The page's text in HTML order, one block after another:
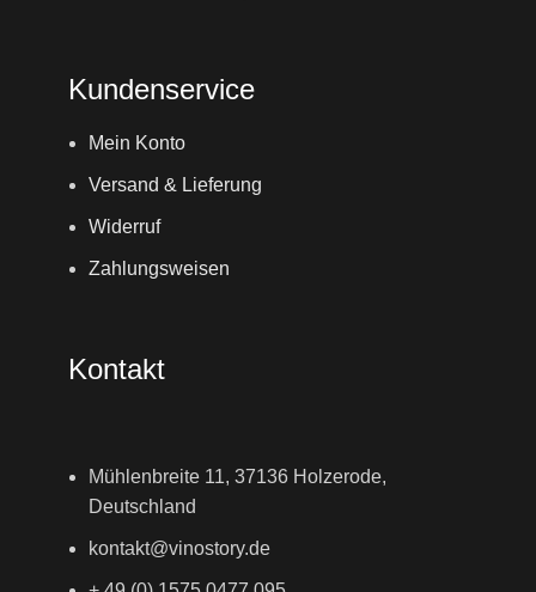
Kundenservice
Mein Konto
Versand & Lieferung
Widerruf
Zahlungsweisen
Kontakt
Mühlenbreite 11, 37136 Holzerode,
Deutschland
kontakt@vinostory.de